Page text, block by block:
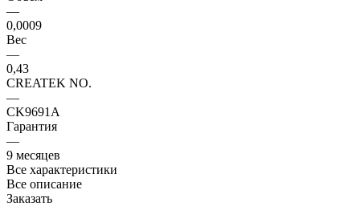
—
0,0009
Вес
—
0,43
CREATEK NO.
—
CK9691A
Гарантия
—
9 месяцев
Все характеристики
Все описание
Заказать